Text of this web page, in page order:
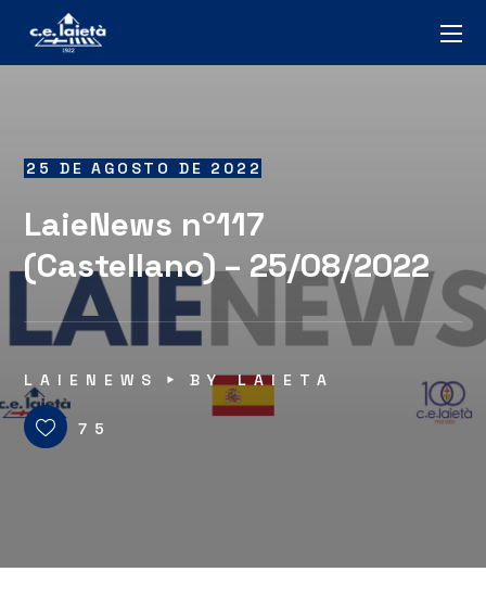
25 DE AGOSTO DE 2022
LaieNews nº117
(Castellano) – 25/08/2022
LAIENEWS BYLAIETA
75